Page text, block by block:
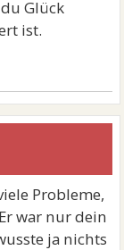
Glück
ist.
Probleme,
war nur dein
ja nichts